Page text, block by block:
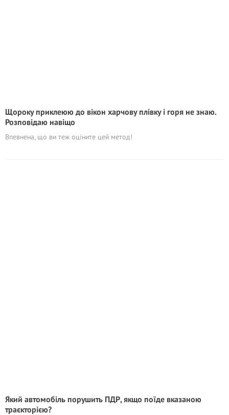
Щороку приклеюю до вікон харчову плівку і горя не знаю.
Розповідаю навіщо
Впевнена, що ви теж оціните цей метод!
Який автомобіль порушить ПДР, якщо поїде вказаною
траєкторією?